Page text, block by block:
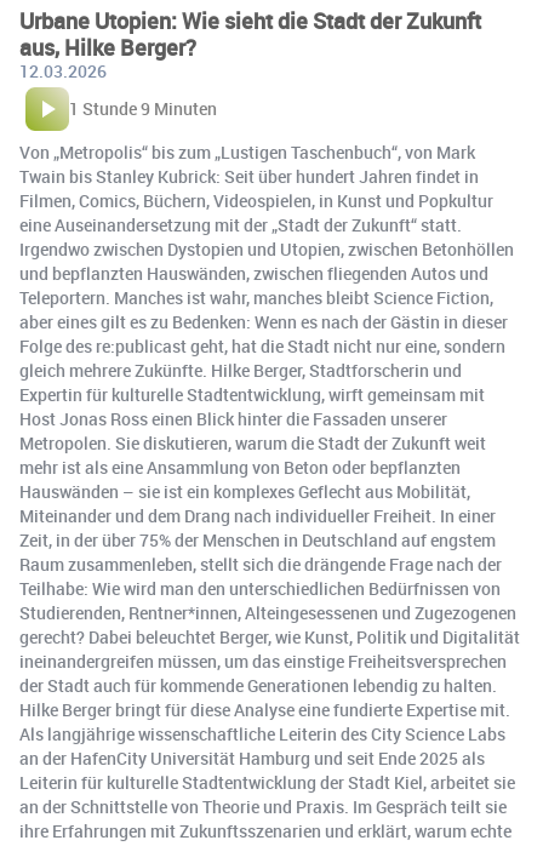
Urbane Utopien: Wie sieht die Stadt der Zukunft
aus, Hilke Berger?
12.03.2026
1 Stunde 9 Minuten
Von „Metropolis“ bis zum „Lustigen Taschenbuch“, von Mark
Twain bis Stanley Kubrick: Seit über hundert Jahren findet in
Filmen, Comics, Büchern, Videospielen, in Kunst und Popkultur
eine Auseinandersetzung mit der „Stadt der Zukunft“ statt.
Irgendwo zwischen Dystopien und Utopien, zwischen Betonhöllen
und bepflanzten Hauswänden, zwischen fliegenden Autos und
Teleportern. Manches ist wahr, manches bleibt Science Fiction,
aber eines gilt es zu Bedenken: Wenn es nach der Gästin in dieser
Folge des re:publicast geht, hat die Stadt nicht nur eine, sondern
gleich mehrere Zukünfte. Hilke Berger, Stadtforscherin und
Expertin für kulturelle Stadtentwicklung, wirft gemeinsam mit
Host Jonas Ross einen Blick hinter die Fassaden unserer
Metropolen. Sie diskutieren, warum die Stadt der Zukunft weit
mehr ist als eine Ansammlung von Beton oder bepflanzten
Hauswänden – sie ist ein komplexes Geflecht aus Mobilität,
Miteinander und dem Drang nach individueller Freiheit. In einer
Zeit, in der über 75% der Menschen in Deutschland auf engstem
Raum zusammenleben, stellt sich die drängende Frage nach der
Teilhabe: Wie wird man den unterschiedlichen Bedürfnissen von
Studierenden, Rentner*innen, Alteingesessenen und Zugezogenen
gerecht? Dabei beleuchtet Berger, wie Kunst, Politik und Digitalität
ineinandergreifen müssen, um das einstige Freiheitsversprechen
der Stadt auch für kommende Generationen lebendig zu halten.
Hilke Berger bringt für diese Analyse eine fundierte Expertise mit.
Als langjährige wissenschaftliche Leiterin des City Science Labs
an der HafenCity Universität Hamburg und seit Ende 2025 als
Leiterin für kulturelle Stadtentwicklung der Stadt Kiel, arbeitet sie
an der Schnittstelle von Theorie und Praxis. Im Gespräch teilt sie
ihre Erfahrungen mit Zukunftsszenarien und erklärt, warum echte